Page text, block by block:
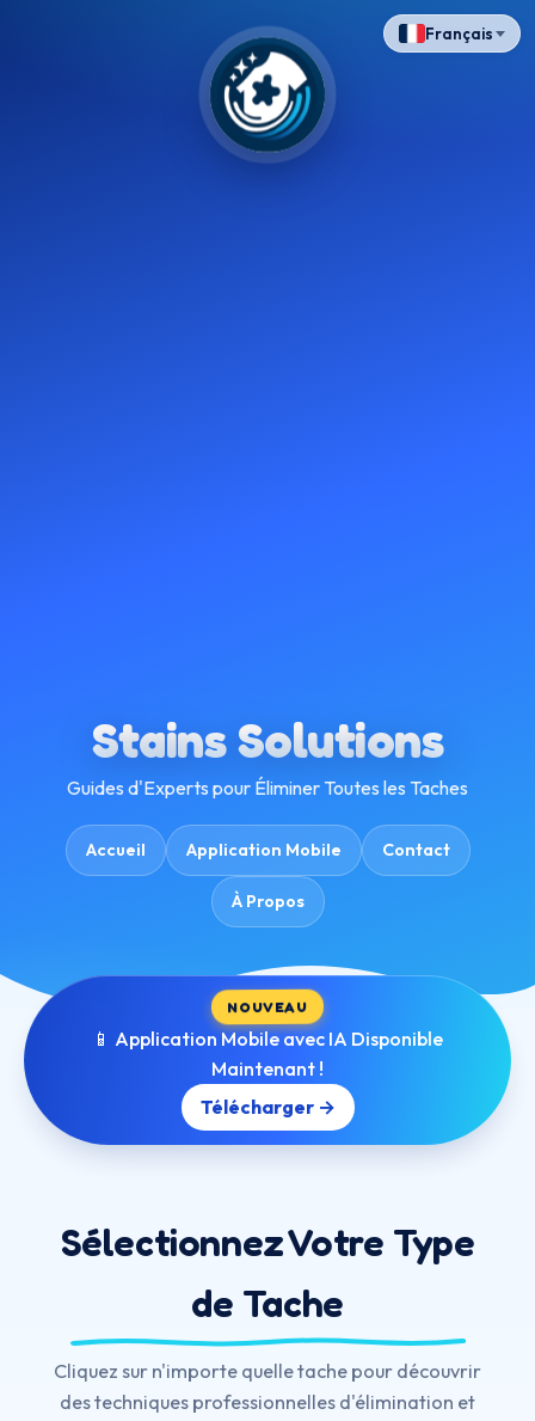
Français
Stains Solutions
Guides d'Experts pour Éliminer Toutes les Taches
Accueil Application Mobile Contact
À Propos
NOUVEAU
📱 Application Mobile avec IA Disponible
Maintenant !
Télécharger →
Sélectionnez Votre Type
de Tache
Cliquez sur n'importe quelle tache pour découvrir
des techniques professionnelles d'élimination et